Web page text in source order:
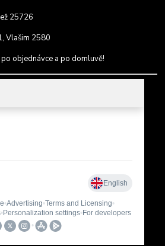
25726
Vlašim 2580
objednávce a po domluvě!